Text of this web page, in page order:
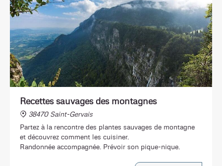
Recettes sauvages des montagnes
38470 Saint-Gervais
Partez à la rencontre des plantes sauvages de montagne
et découvrez comment les cuisiner.
Randonnée accompagnée. Prévoir son pique-nique.